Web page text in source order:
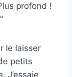
profond !
le laisser
petits
J’essaie